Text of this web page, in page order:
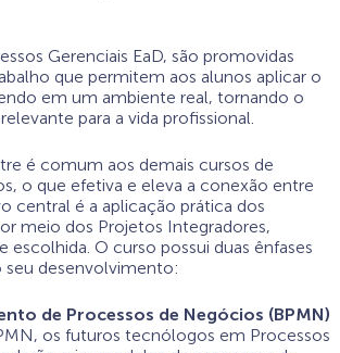
Gerenciais EaD, são promovidas
que permitem aos alunos aplicar o
em um ambiente real, tornando o
para a vida profissional.
é comum aos demais cursos de
o que efetiva e eleva a conexão entre
central é a aplicação prática dos
meio dos Projetos Integradores,
escolhida. O curso possui duas ênfases
seu desenvolvimento:
de Processos de Negócios (BPMN)
os futuros tecnólogos em Processos